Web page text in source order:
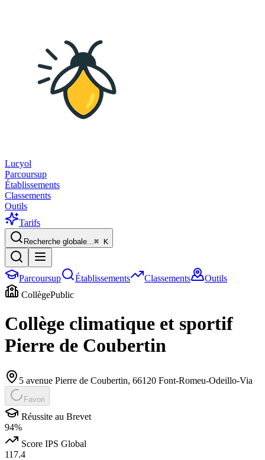
Lucyol
Parcoursup
Établissements
Classements
Outils
Tarifs
Recherche globale...⌘ K
Parcoursup Établissements Classements
Outils
CollègePublic
Collège climatique et sportif
Pierre de Coubertin
5 avenue Pierre de Coubertin, 66120 Font-Romeu-Odeillo-Via
Favori
Réussite au Brevet
94%
Score IPS Global
117.4